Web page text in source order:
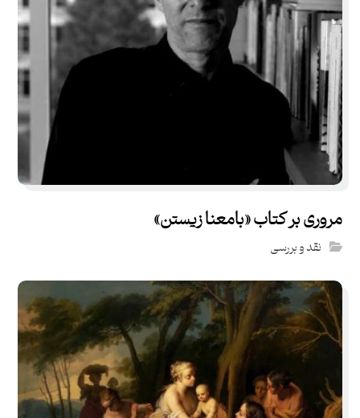
مروری بر کتاب «بامعنا زیستن»
نقد و بررسی